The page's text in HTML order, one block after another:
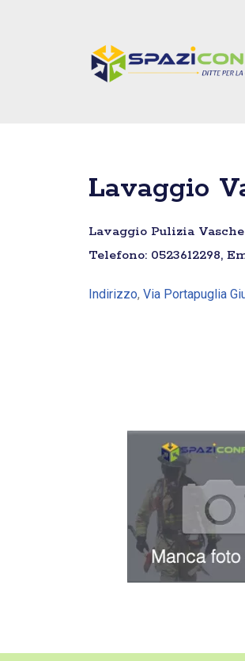
Lavaggio
Lavaggio Pulizia
Telefono: 0523612298,
Indirizzo, Via Portapuglia